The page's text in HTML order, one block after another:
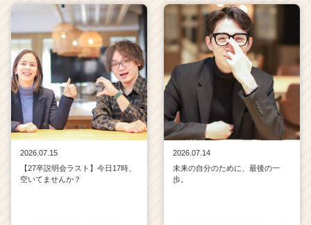
2026.07.15
【27卒説明会ラスト】今日17時、
空いてませんか？
2026.07.14
未来の自分のために、最後の一
歩。